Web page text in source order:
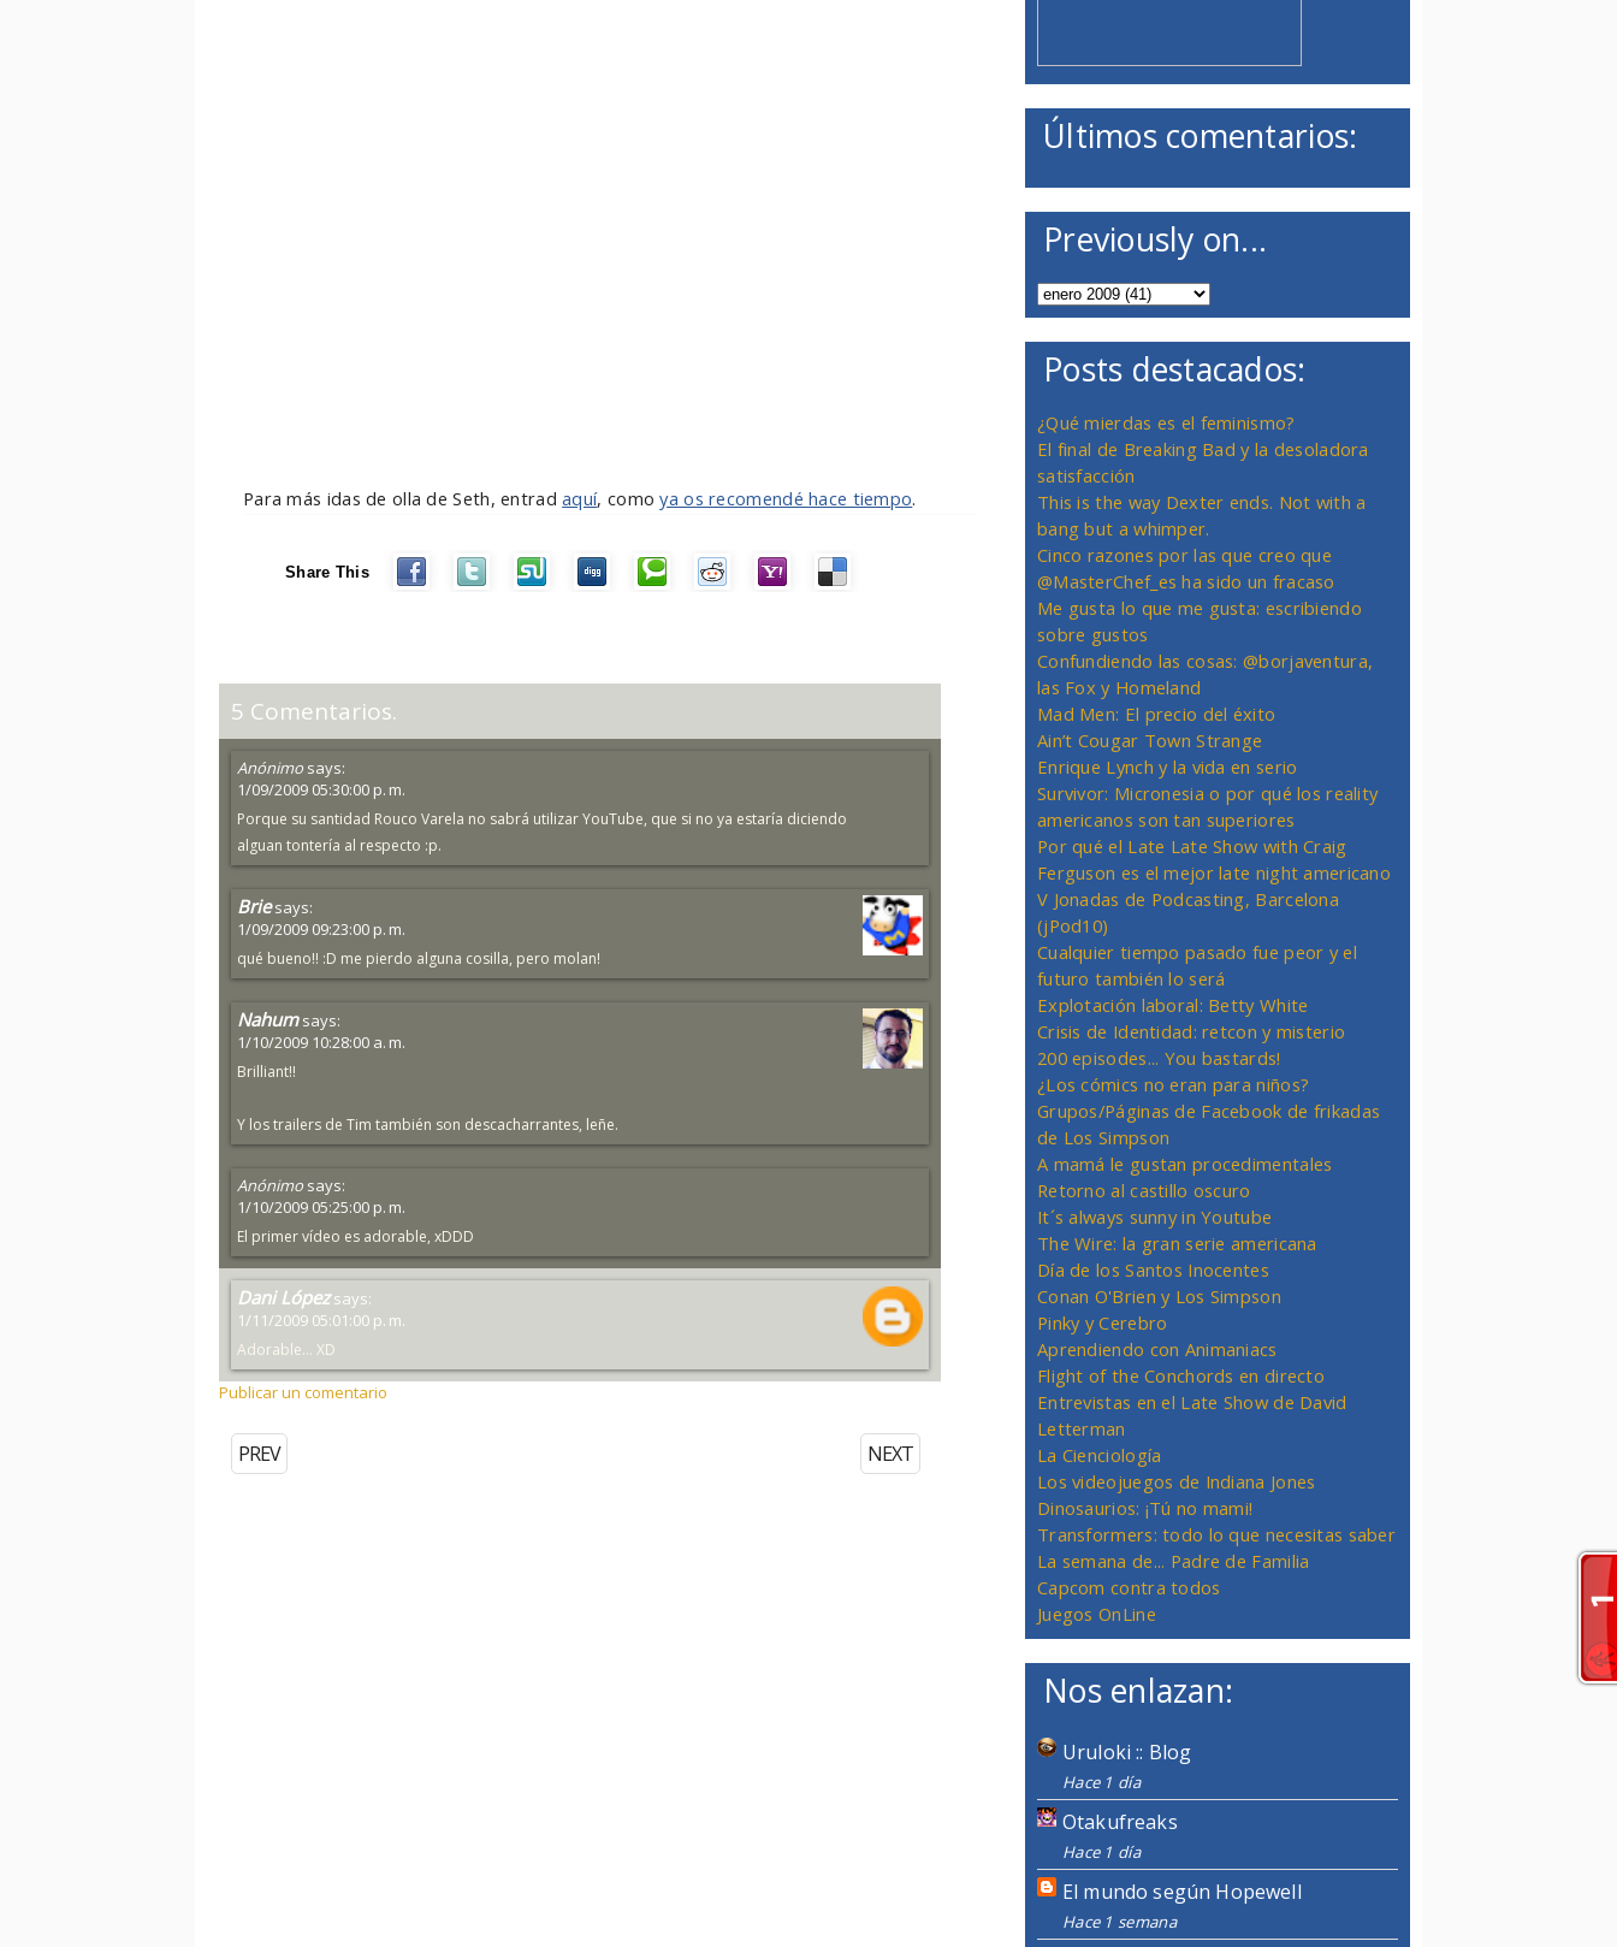
Para más idas de olla de Seth, entradaquí, comoya os recomendé hace tiempo.
Share This
5 Comentarios.
Anónimo says:
1/09/2009 05:30:00 p. m.
Porque su santidad Rouco Varela no sabrá utilizar YouTube, que si no ya estaría diciendo
alguan tontería al respecto :p.
Brie says:
1/09/2009 09:23:00 p. m.
qué bueno!! :D me pierdo alguna cosilla, pero molan!
Nahum says:
1/10/2009 10:28:00 a. m.
Brilliant!!
Y los trailers de Tim también son descacharrantes, leñe.
Anónimo says:
1/10/2009 05:25:00 p. m.
El primer vídeo es adorable, xDDD
Dani López says:
1/11/2009 05:01:00 p. m.
Adorable... XD
Publicar un comentario
NEXT
PREV
Últimos comentarios:
Previously on...
Posts destacados:
¿Qué mierdas es el feminismo?
El final de Breaking Bad y la desoladora
satisfacción
This is the way Dexter ends. Not with a
bang but a whimper.
Cinco razones por las que creo que
@MasterChef_es ha sido un fracaso
Me gusta lo que me gusta: escribiendo
sobre gustos
Confundiendo las cosas: @borjaventura,
las Fox y Homeland
Mad Men: El precio del éxito
Ain’t Cougar Town Strange
Enrique Lynch y la vida en serio
Survivor: Micronesia o por qué los reality
americanos son tan superiores
Por qué el Late Late Show with Craig
Ferguson es el mejor late night americano
V Jonadas de Podcasting, Barcelona
(jPod10)
Cualquier tiempo pasado fue peor y el
futuro también lo será
Explotación laboral: Betty White
Crisis de Identidad: retcon y misterio
200 episodes... You bastards!
¿Los cómics no eran para niños?
Grupos/Páginas de Facebook de frikadas
de Los Simpson
A mamá le gustan procedimentales
Retorno al castillo oscuro
It´s always sunny in Youtube
The Wire: la gran serie americana
Día de los Santos Inocentes
Conan O'Brien y Los Simpson
Pinky y Cerebro
Aprendiendo con Animaniacs
Flight of the Conchords en directo
Entrevistas en el Late Show de David
Letterman
La Cienciología
Los videojuegos de Indiana Jones
Dinosaurios: ¡Tú no mami!
Transformers: todo lo que necesitas saber
La semana de... Padre de Familia
Capcom contra todos
Juegos OnLine
Nos enlazan:
Uruloki :: Blog
Hace 1 día
Otakufreaks
Hace 1 día
El mundo según Hopewell
Hace 1 semana